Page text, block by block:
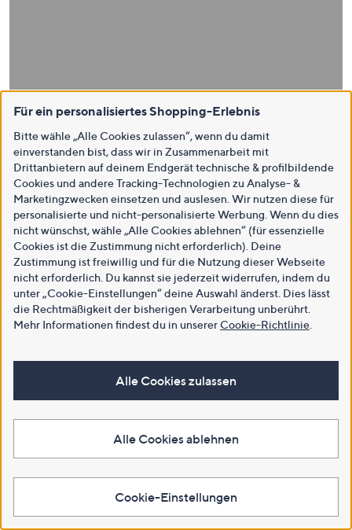
Für ein personalisiertes Shopping-Erlebnis
Bitte wähle „Alle Cookies zulassen“, wenn du damit
einverstanden bist, dass wir in Zusammenarbeit mit
Drittanbietern auf deinem Endgerät technische & profilbildende
Cookies und andere Tracking-Technologien zu Analyse- &
Marketingzwecken einsetzen und auslesen. Wir nutzen diese für
personalisierte und nicht-personalisierte Werbung. Wenn du dies
nicht wünschst, wähle „Alle Cookies ablehnen“ (für essenzielle
Cookies ist die Zustimmung nicht erforderlich). Deine
Zustimmung ist freiwillig und für die Nutzung dieser Webseite
nicht erforderlich. Du kannst sie jederzeit widerrufen, indem du
unter „Cookie-Einstellungen“ deine Auswahl änderst. Dies lässt
die Rechtmäßigkeit der bisherigen Verarbeitung unberührt.
Mehr Informationen findest du in unsererCookie-Richtlinie
Alle Cookies zulassen
Alle Cookies ablehnen
Cookie-Einstellungen